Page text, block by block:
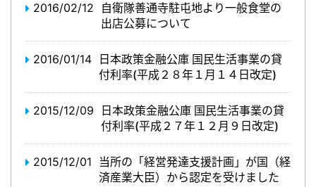
2016/02/12
自衛隊善通寺駐屯地より一般食堂の
出店公募について
2016/01/14
日本政策金融公庫 国民生活事業の貸
付利率(平成２８年１月１４日改定)
2015/12/09
日本政策金融公庫 国民生活事業の貸
付利率(平成２７年１２月９日改定)
2015/12/01
当所の「経営発達支援計画」が国（経
済産業大臣）から認定を受けました